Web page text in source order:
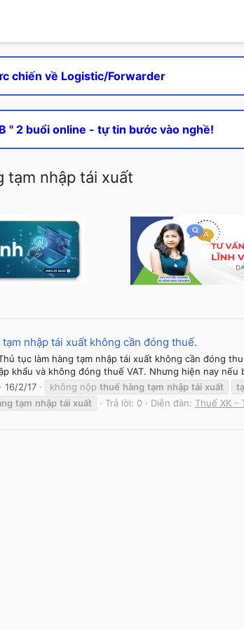
chiến về Logistic/Forwarder
" 2 buổi online - tự tin bước vào nghề!
tạm nhập tái xuất
nhập tái xuất không cần đóng thuế.
tục làm hàng tạm nhập tái xuất không cần đóng
khẩu và không đóng thuế VAT. Nhưng hiện nay
16/2/17 không nộp thuế hàng tạm nhập tái xuất
tạm nhập tái xuất Trả lời: 0 Diễn đàn: Thuế XK -